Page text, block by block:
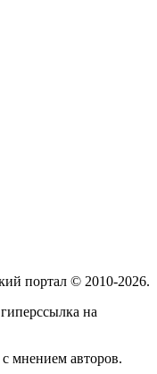
портал © 2010-2026.
на
мнением авторов.